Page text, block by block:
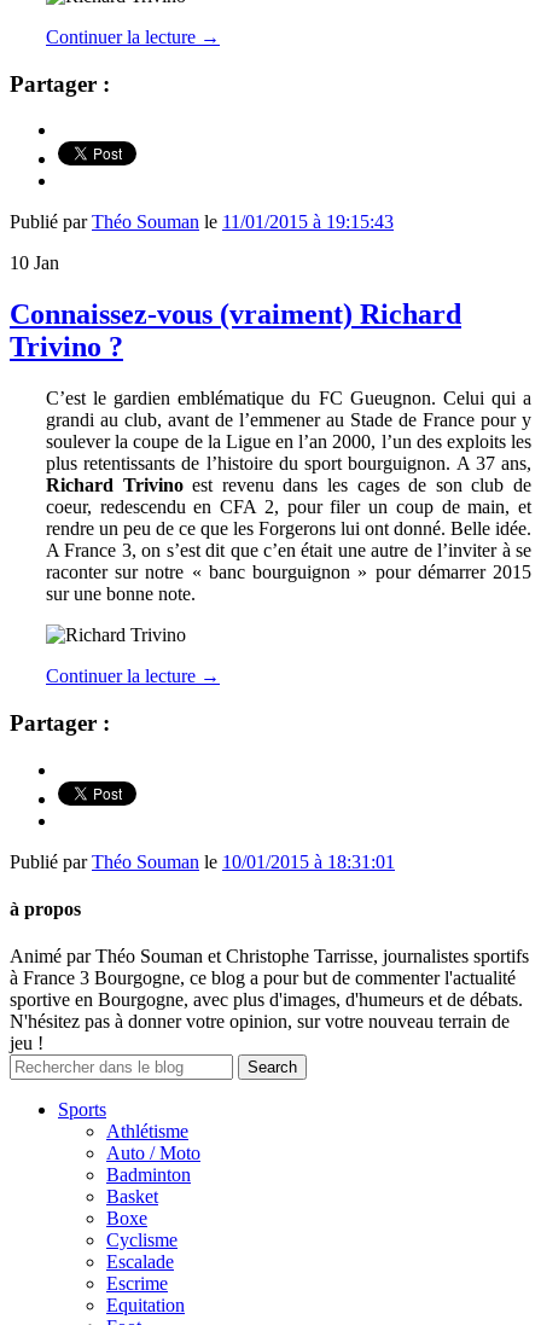
Continuer la lecture →
Partager :
Publié parThéo Souman le 11/01/2015 à 19:15:43
10 Jan
Connaissez-vous (vraiment) Richard
Trivino ?
C’est le gardien emblématique du FC Gueugnon. Celui qui a
grandi au club, avant de l’emmener au Stade de France pour y
soulever la coupe de la Ligue en l’an 2000, l’un des exploits les
plus retentissants de l’histoire du sport bourguignon. A 37 ans,
Richard Trivinoest revenu dans les cages de son club de
coeur, redescendu en CFA 2, pour filer un coup de main, et
rendre un peu de ce que les Forgerons lui ont donné. Belle idée.
A France 3, on s’est dit que c’en était une autre de l’inviter à se
raconter sur notre « banc bourguignon » pour démarrer 2015
sur une bonne note.
Continuer la lecture →
Partager :
Publié parThéo Souman le 10/01/2015 à 18:31:01
à propos
Animé par Théo Souman et Christophe Tarrisse, journalistes sportifs
à France 3 Bourgogne, ce blog a pour but de commenter l'actualité
sportive en Bourgogne, avec plus d'images, d'humeurs et de débats.
N'hésitez pas à donner votre opinion, sur votre nouveau terrain de
jeu !
Sports
Athlétisme
Auto / Moto
Badminton
Basket
Boxe
Cyclisme
Escalade
Escrime
Equitation